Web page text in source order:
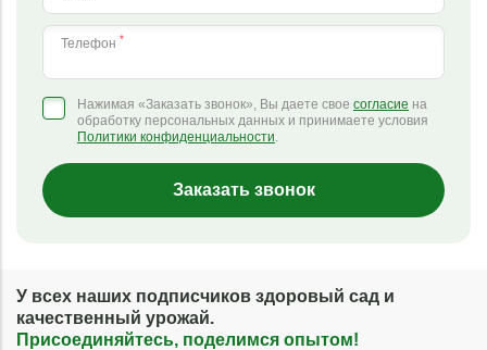
Телефон *
Нажимая «Заказать звонок», Вы даете свое согласие на
обработку персональных данных и принимаете условия
Политики конфиденциальности.
Заказать звонок
У всех наших подписчиков здоровый сад и
качественный урожай.
Присоединяйтесь, поделимся опытом!